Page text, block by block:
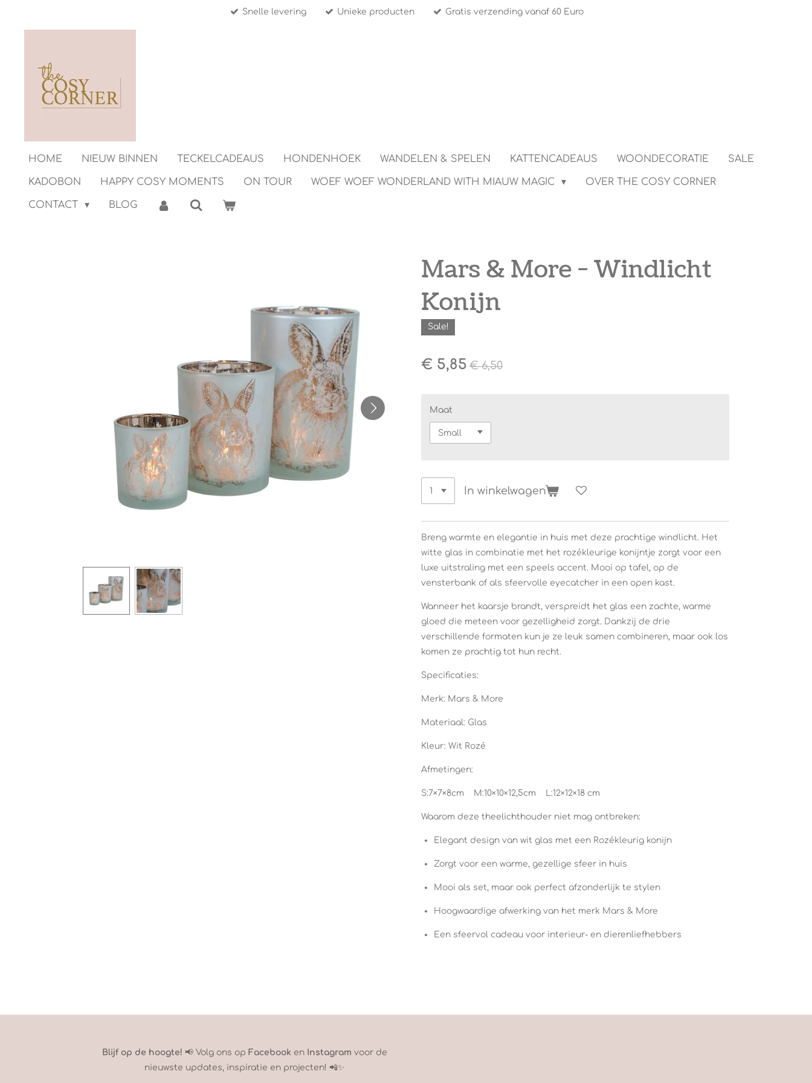
direct
hoofdinhoud
Snelle levering Unieke producten Gratis verzending vanaf 60 Euro
HOME NIEUW BINNEN TECKELCADEAUS HONDENHOEK WANDELEN & SPELEN KATTENCADEAUS WOONDECORATIE SALE
KADOBON HAPPY COSY MOMENTS ON TOUR WOEF WOEF WONDERLAND WITH MIAUW MAGIC OVER THE COSY CORNER
CONTACT BLOG
Mars & More - Windlicht
Konijn
Sale!
€ 5,85 € 6,50
Maat
In winkelwagen
Breng warmte en elegantie in huis met deze prachtige windlicht. Het
witte glas in combinatie met het rozékleurige konijntje zorgt voor een
luxe uitstraling met een speels accent. Mooi op tafel, op de
vensterbank of als sfeervolle eyecatcher in een open kast.
Wanneer het kaarsje brandt, verspreidt het glas een zachte, warme
gloed die meteen voor gezelligheid zorgt. Dankzij de drie
verschillende formaten kun je ze leuk samen combineren, maar ook los
komen ze prachtig tot hun recht.
Specificaties:
Merk: Mars & More
Materiaal: Glas
Kleur: Wit Rozé
Afmetingen:
S:7×7×8cm M:10×10×12,5cm L:12×12×18 cm
Waarom deze theelichthouder niet mag ontbreken:
Elegant design van wit glas met een Rozékleurig konijn
Zorgt voor een warme, gezellige sfeer in huis
Mooi als set, maar ook perfect afzonderlijk te stylen
Hoogwaardige afwerking van het merk Mars & More
Een sfeervol cadeau voor interieur- en dierenliefhebbers
Blijf op de hoogte! 📢 Volg ons op Facebook en Instagram voor de
nieuwste updates, inspiratie en projecten! 📲✨